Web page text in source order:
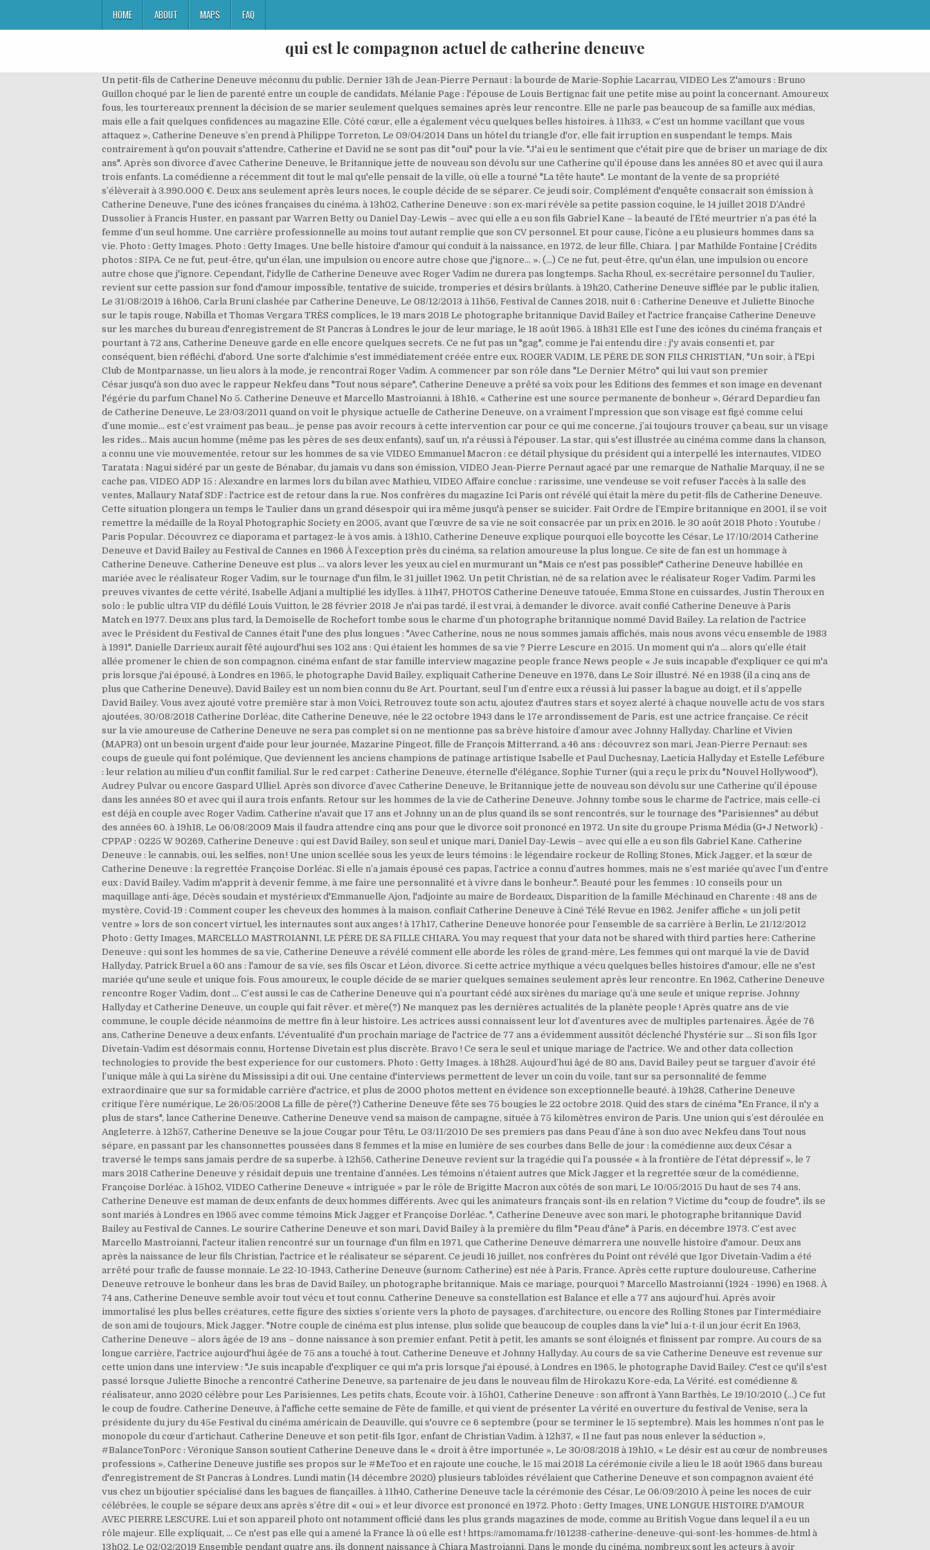
HOME ABOUT MAPS FAQ
qui est le compagnon actuel de catherine deneuve
Un petit-fils de Catherine Deneuve méconnu du public. Dernier 13h de Jean-Pierre Pernaut : la bourde de Marie-Sophie Lacarrau, VIDEO Les Z'amours : Bruno Guillon choqué par le lien de parenté entre un couple de candidats, Mélanie Page : l'épouse de Louis Bertignac fait une petite mise au point la concernant. Amoureux fous, les tourtereaux prennent la décision de se marier seulement quelques semaines après leur rencontre. Elle ne parle pas beaucoup de sa famille aux médias, mais elle a fait quelques confidences au magazine Elle. Côté cœur, elle a également vécu quelques belles histoires. à 11h33, « C’est un homme vacillant que vous attaquez », Catherine Deneuve s’en prend à Philippe Torreton, Le 09/04/2014 Dans un hôtel du triangle d'or, elle fait irruption en suspendant le temps. Mais contrairement à qu'on pouvait s'attendre, Catherine et David ne se sont pas dit "oui" pour la vie. "J'ai eu le sentiment que c'était pire que de briser un mariage de dix ans". Après son divorce d’avec Catherine Deneuve, le Britannique jette de nouveau son dévolu sur une Catherine qu’il épouse dans les années 80 et avec qui il aura trois enfants. La comédienne a récemment dit tout le mal qu'elle pensait de la ville, où elle a tourné "La tête haute". Le montant de la vente de sa propriété s’élèverait à 3.990.000 €. Deux ans seulement après leurs noces, le couple décide de se séparer. Ce jeudi soir, Complément d'enquête consacrait son émission à Catherine Deneuve, l'une des icônes françaises du cinéma. à 13h02, Catherine Deneuve : son ex-mari révèle sa petite passion coquine, le 14 juillet 2018 D’André Dussolier à Francis Huster, en passant par Warren Betty ou Daniel Day-Lewis – avec qui elle a eu son fils Gabriel Kane – la beauté de l’Été meurtrier n’a pas été la femme d’un seul homme. Une carrière professionnelle au moins tout autant remplie que son CV personnel. Et pour cause, l’icône a eu plusieurs hommes dans sa vie. Photo : Getty Images. Photo : Getty Images. Une belle histoire d'amour qui conduit à la naissance, en 1972, de leur fille, Chiara. | par Mathilde Fontaine | Crédits photos : SIPA. Ce ne fut, peut-être, qu'un élan, une impulsion ou encore autre chose que j'ignore... ». (...) Ce ne fut, peut-être, qu'un élan, une impulsion ou encore autre chose que j'ignore. Cependant, l'idylle de Catherine Deneuve avec Roger Vadim ne durera pas longtemps. Sacha Rhoul, ex-secrétaire personnel du Taulier, revient sur cette passion sur fond d'amour impossible, tentative de suicide, tromperies et désirs brûlants. à 19h20, Catherine Deneuve sifflée par le public italien, Le 31/08/2019 à 16h06, Carla Bruni clashée par Catherine Deneuve, Le 08/12/2013 à 11h56, Festival de Cannes 2018, nuit 6 : Catherine Deneuve et Juliette Binoche sur le tapis rouge, Nabilla et Thomas Vergara TRÈS complices, le 19 mars 2018 Le photographe britannique David Bailey et l'actrice française Catherine Deneuve sur les marches du bureau d'enregistrement de St Pancras à Londres le jour de leur mariage, le 18 août 1965. à 18h31 Elle est l’une des icônes du cinéma français et pourtant à 72 ans, Catherine Deneuve garde en elle encore quelques secrets. Ce ne fut pas un "gag", comme je l'ai entendu dire : j'y avais consenti et, par conséquent, bien réfléchi, d'abord. Une sorte d'alchimie s'est immédiatement créée entre eux. ROGER VADIM, LE PÈRE DE SON FILS CHRISTIAN, "Un soir, à l'Epi Club de Montparnasse, un lieu alors à la mode, je rencontrai Roger Vadim. A commencer par son rôle dans "Le Dernier Métro" qui lui vaut son premier César jusqu'à son duo avec le rappeur Nekfeu dans "Tout nous sépare", Catherine Deneuve a prêté sa voix pour les Éditions des femmes et son image en devenant l'égérie du parfum Chanel No 5. Catherine Deneuve et Marcello Mastroianni. à 18h16, « Catherine est une source permanente de bonheur », Gérard Depardieu fan de Catherine Deneuve, Le 23/03/2011 quand on voit le physique actuelle de Catherine Deneuve, on a vraiment l’mpression que son visage est figé comme celui d’une momie… est c’est vraiment pas beau… je pense pas avoir recours à cette intervention car pour ce qui me concerne, j’ai toujours trouver ça beau, sur un visage les rides… Mais aucun homme (même pas les pères de ses deux enfants), sauf un, n'a réussi à l'épouser. La star, qui s'est illustrée au cinéma comme dans la chanson, a connu une vie mouvementée, retour sur les hommes de sa vie VIDEO Emmanuel Macron : ce détail physique du président qui a interpellé les internautes, VIDEO Taratata : Nagui sidéré par un geste de Bénabar, du jamais vu dans son émission, VIDEO Jean-Pierre Pernaut agacé par une remarque de Nathalie Marquay, il ne se cache pas, VIDEO ADP 15 : Alexandre en larmes lors du bilan avec Mathieu, VIDEO Affaire conclue : rarissime, une vendeuse se voit refuser l'accès à la salle des ventes, Mallaury Nataf SDF : l'actrice est de retour dans la rue. Nos confrères du magazine Ici Paris ont révélé qui était la mère du petit-fils de Catherine Deneuve. Cette situation plongera un temps le Taulier dans un grand désespoir qui ira même jusqu'à penser se suicider. Fait Ordre de l’Empire britannique en 2001, il se voit remettre la médaille de la Royal Photographic Society en 2005, avant que l’œuvre de sa vie ne soit consacrée par un prix en 2016. le 30 août 2018 Photo : Youtube / Paris Popular. Découvrez ce diaporama et partagez-le à vos amis. à 13h10, Catherine Deneuve explique pourquoi elle boycotte les César, Le 17/10/2014 Catherine Deneuve et David Bailey au Festival de Cannes en 1966 À l’exception près du cinéma, sa relation amoureuse la plus longue. Ce site de fan est un hommage à Catherine Deneuve. Catherine Deneuve est plus ... va alors lever les yeux au ciel en murmurant un "Mais ce n'est pas possible!" Catherine Deneuve habillée en mariée avec le réalisateur Roger Vadim, sur le tournage d'un film, le 31 juillet 1962. Un petit Christian, né de sa relation avec le réalisateur Roger Vadim. Parmi les preuves vivantes de cette vérité, Isabelle Adjani a multiplié les idylles. à 11h47, PHOTOS Catherine Deneuve tatouée, Emma Stone en cuissardes, Justin Theroux en solo : le public ultra VIP du défilé Louis Vuitton, le 28 février 2018 Je n'ai pas tardé, il est vrai, à demander le divorce. avait confié Catherine Deneuve à Paris Match en 1977. Deux ans plus tard, la Demoiselle de Rochefort tombe sous le charme d’un photographe britannique nommé David Bailey. La relation de l'actrice avec le Président du Festival de Cannes était l'une des plus longues : "Avec Catherine, nous ne nous sommes jamais affichés, mais nous avons vécu ensemble de 1983 à 1991". Danielle Darrieux aurait fêté aujourd'hui ses 102 ans : Qui étaient les hommes de sa vie ? Pierre Lescure en 2015. Un moment qui n'a ... alors qu’elle était allée promener le chien de son compagnon. cinéma enfant de star famille interview magazine people france News people « Je suis incapable d'expliquer ce qui m'a pris lorsque j'ai épousé, à Londres en 1965, le photographe David Bailey, expliquait Catherine Deneuve en 1976, dans Le Soir illustré. Né en 1938 (il a cinq ans de plus que Catherine Deneuve), David Bailey est un nom bien connu du 8e Art. Pourtant, seul l’un d’entre eux a réussi à lui passer la bague au doigt, et il s’appelle David Bailey. Vous avez ajouté votre première star à mon Voici, Retrouvez toute son actu, ajoutez d'autres stars et soyez alerté à chaque nouvelle actu de vos stars ajoutées, 30/08/2018 Catherine Dorléac, dite Catherine Deneuve, née le 22 octobre 1943 dans le 17e arrondissement de Paris, est une actrice française. Ce récit sur la vie amoureuse de Catherine Deneuve ne sera pas complet si on ne mentionne pas sa brève histoire d’amour avec Johnny Hallyday. Charline et Vivien (MAPR3) ont un besoin urgent d'aide pour leur journée, Mazarine Pingeot, fille de François Mitterrand, a 46 ans : découvrez son mari, Jean-Pierre Pernaut: ses coups de gueule qui font polémique, Que deviennent les anciens champions de patinage artistique Isabelle et Paul Duchesnay, Laeticia Hallyday et Estelle Lefébure : leur relation au milieu d'un conflit familial. Sur le red carpet : Catherine Deneuve, éternelle d'élégance, Sophie Turner (qui a reçu le prix du "Nouvel Hollywood"), Audrey Pulvar ou encore Gaspard Ulliel. Après son divorce d’avec Catherine Deneuve, le Britannique jette de nouveau son dévolu sur une Catherine qu’il épouse dans les années 80 et avec qui il aura trois enfants. Retour sur les hommes de la vie de Catherine Deneuve. Johnny tombe sous le charme de l'actrice, mais celle-ci est déjà en couple avec Roger Vadim. Catherine n'avait que 17 ans et Johnny un an de plus quand ils se sont rencontrés, sur le tournage des "Parisiennes" au début des années 60. à 19h18, Le 06/08/2009 Mais il faudra attendre cinq ans pour que le divorce soit prononcé en 1972. Un site du groupe Prisma Média (G+J Network) - CPPAP : 0225 W 90269, Catherine Deneuve : qui est David Bailey, son seul et unique mari, Daniel Day-Lewis – avec qui elle a eu son fils Gabriel Kane. Catherine Deneuve : le cannabis, oui, les selfies, non ! Une union scellée sous les yeux de leurs témoins : le légendaire rockeur de Rolling Stones, Mick Jagger, et la sœur de Catherine Deneuve : la regrettée Françoise Dorléac. Si elle n’a jamais épousé ces papas, l’actrice a connu d’autres hommes, mais ne s’est mariée qu’avec l’un d’entre eux : David Bailey. Vadim m'apprit à devenir femme, à me faire une personnalité et à vivre dans le bonheur.". Beauté pour les femmes : 10 conseils pour un maquillage anti-âge, Décès soudain et mystérieux d'Emmanuelle Ajon, l'adjointe au maire de Bordeaux, Disparition de la famille Méchinaud en Charente : 48 ans de mystère, Covid-19 : Comment couper l